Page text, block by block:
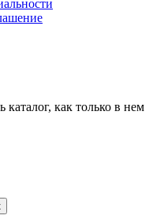
как только в нем